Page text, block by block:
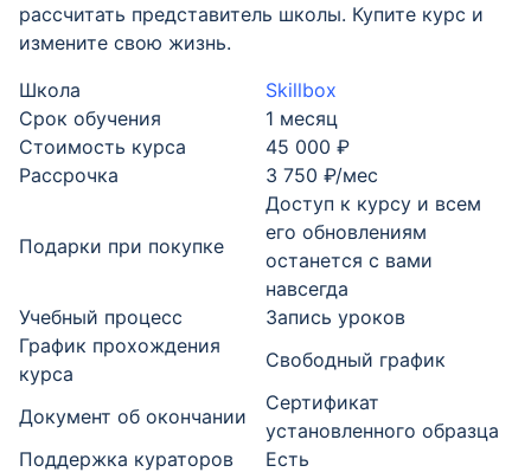
рассчитать представитель школы. Купите курс и
измените свою жизнь.
Школа
Skillbox
Срок обучения
1 месяц
Стоимость курса
45 000 ₽
Рассрочка
3 750 ₽/мес
Подарки при покупке
Доступ к курсу и всем
его обновлениям
останется с вами
навсегда
Учебный процесс
Запись уроков
График прохождения
курса
Свободный график
Документ об окончании
Cертификат
установленного образца
Поддержка кураторов
Есть